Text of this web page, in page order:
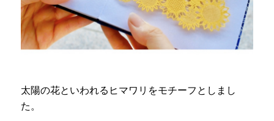
太陽の花といわれるヒマワリをモチーフとしまし
た。